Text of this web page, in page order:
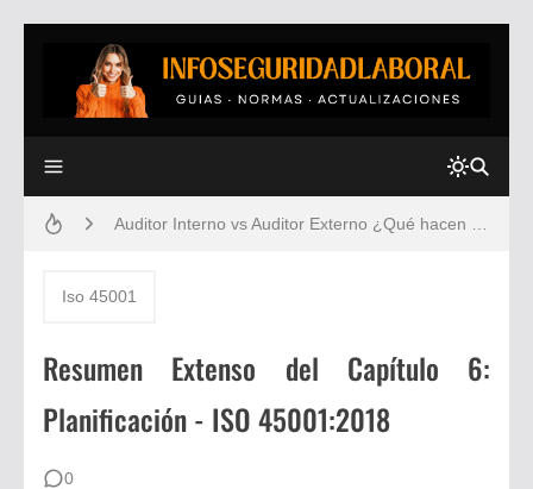
ANÁLISIS DE TRABAJO SEGURO ATS : FORMATO Y EJEMPLO
🔧 7 Principios Gestión de Calidad: Guía Definitiva 📘 (nadie te los explica así 😲)
Iso 45001
Resumen Extenso del Capítulo 6:
Planificación - ISO 45001:2018
0